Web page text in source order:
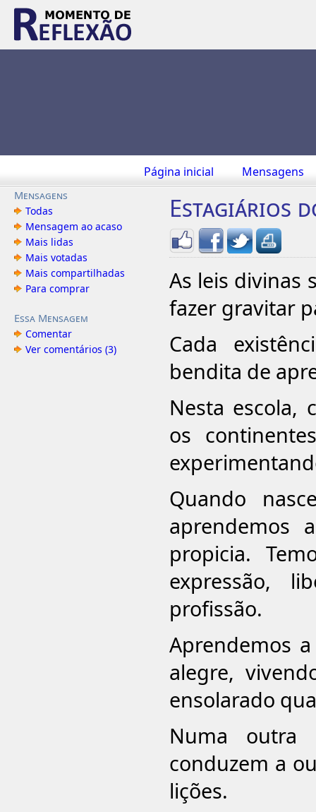
Página inicial Mensagens
Mensagens
Todas
Mensagem ao acaso
Mais lidas
Mais votadas
Mais compartilhadas
Para comprar
Essa Mensagem
Comentar
Ver comentários (3)
Estagiários
As leis divinas
fazer gravitar
Cada
bendita de
Nesta escola,
os
Quando
aprendemos
propicia.
expressão,
profissão.
Aprendemos
alegre,
ensolarado
Numa outra
conduzem a
lições.